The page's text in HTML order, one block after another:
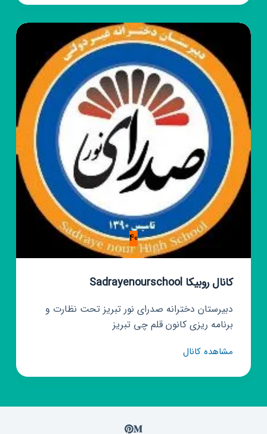
شرکت
طیوران
صنعت
سید
40
کانال روبیکا Sadrayenourschool
دبیرستان دخترانه صدرای نور تبریز تحت نظارت و
برنامه ریزی کانون قلم چی تبریز
مشاهده کانالکانال
Sadrayenourschool